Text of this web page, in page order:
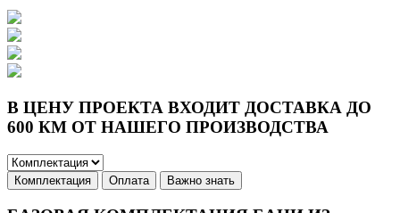
В ЦЕНУ ПРОЕКТА ВХОДИТ ДОСТАВКА ДО
600 КМ ОТ НАШЕГО ПРОИЗВОДСТВА
Комплектация Оплата Важно знать